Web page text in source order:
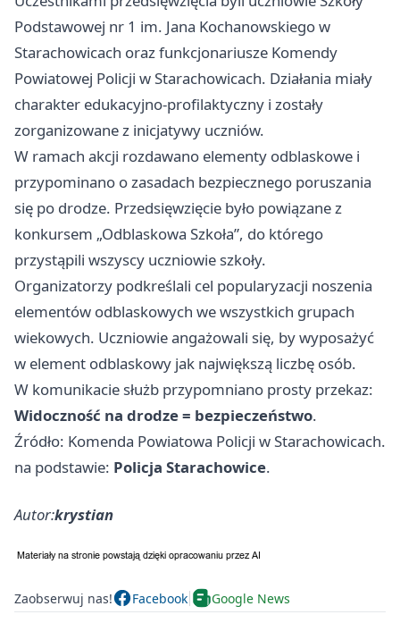
Podstawowej nr 1 im. Jana Kochanowskiego w
Starachowicach oraz funkcjonariusze Komendy
Powiatowej Policji w Starachowicach. Działania miały
charakter edukacyjno-profilaktyczny i zostały
zorganizowane z inicjatywy uczniów.
W ramach akcji rozdawano elementy odblaskowe i
przypominano o zasadach bezpiecznego poruszania
się po drodze. Przedsięwzięcie było powiązane z
konkursem „Odblaskowa Szkoła”, do którego
przystąpili wszyscy uczniowie szkoły.
Organizatorzy podkreślali cel popularyzacji noszenia
elementów odblaskowych we wszystkich grupach
wiekowych. Uczniowie angażowali się, by wyposażyć
w element odblaskowy jak największą liczbę osób.
W komunikacie służb przypomniano prosty przekaz:
Widoczność na drodze = bezpieczeństwo.
Źródło: Komenda Powiatowa Policji w Starachowicach.
na podstawie: Policja Starachowice.
Autor:krystian
Zaobserwuj nas! Facebook Google News